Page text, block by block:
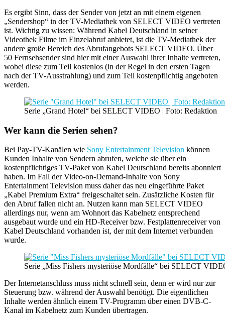
Es ergibt Sinn, dass der Sender von jetzt an mit einem eigenen
„Sendershop“ in der TV-Mediathek von SELECT VIDEO vertreten
ist. Wichtig zu wissen: Während Kabel Deutschland in seiner
Videothek Filme im Einzelabruf anbietet, ist die TV-Mediathek der
andere große Bereich des Abrufangebots SELECT VIDEO. Über
50 Fernsehsender sind hier mit einer Auswahl ihrer Inhalte vertreten,
wobei diese zum Teil kostenlos (in der Regel in den ersten Tagen
nach der TV-Ausstrahlung) und zum Teil kostenpflichtig angeboten
werden.
Serie „Grand Hotel“ bei SELECT VIDEO | Foto: Redaktion
Wer kann die Serien sehen?
Bei Pay-TV-Kanälen wie Sony Entertainment Television können
Kunden Inhalte von Sendern abrufen, welche sie über ein
kostenpflichtiges TV-Paket von Kabel Deutschland bereits abonniert
haben. Im Fall der Video-on-Demand-Inhalte von Sony
Entertainment Television muss daher das neu eingeführte Paket
„Kabel Premium Extra“ freigeschaltet sein. Zusätzliche Kosten für
den Abruf fallen nicht an. Nutzen kann man SELECT VIDEO
allerdings nur, wenn am Wohnort das Kabelnetz entsprechend
ausgebaut wurde und ein HD-Receiver bzw. Festplattenreceiver von
Kabel Deutschland vorhanden ist, der mit dem Internet verbunden
wurde.
Serie „Miss Fishers mysteriöse Mordfälle“ bei SELECT
Der Internetanschluss muss nicht schnell sein, denn er wird nur zur
Steuerung bzw. während der Auswahl benötigt. Die eigentlichen
Inhalte werden ähnlich einem TV-Programm über einen DVB-C-
Kanal im Kabelnetz zum Kunden übertragen.